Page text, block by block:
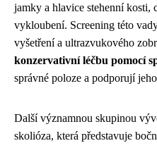
jamky a hlavice stehenní kosti,
vykloubení. Screening této
vyšetření a ultrazvukového
konzervativní léčbu pomocí
správné poloze a podporují
Další významnou skupinou
skolióza, která představuje